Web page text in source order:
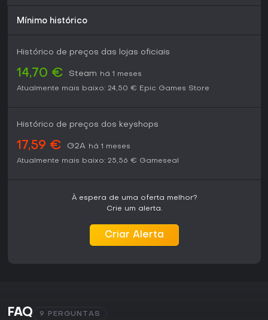
Mínimo histórico
Histórico de preços das lojas oficiais
14,70 € Steam
há 1 meses
Atualmente mais baixo: 24,50 € Epic Games Store
Histórico de preços dos keyshops
17,59 € G2A há 1 meses
Atualmente mais baixo: 25,56 € Gameseal
À espera de uma oferta melhor?
Crie um alerta.
Criar Alerta
FAQ 9 PERGUNTAS